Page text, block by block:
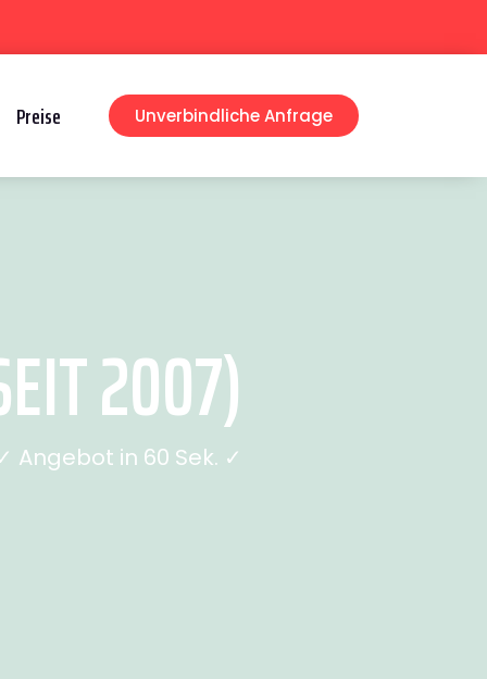
Preise Unverbindliche Anfrage
2007)
Angebot in 60 Sek. ✓